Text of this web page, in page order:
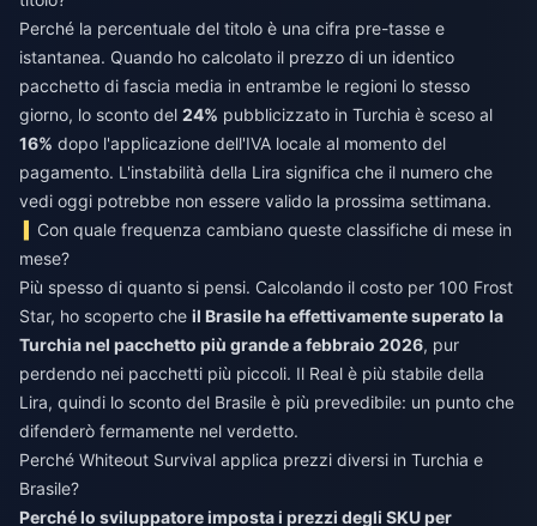
Perché la percentuale del titolo è una cifra pre-tasse e
istantanea. Quando ho calcolato il prezzo di un identico
pacchetto di fascia media in entrambe le regioni lo stesso
giorno, lo sconto del 24% pubblicizzato in Turchia è sceso al
16% dopo l'applicazione dell'IVA locale al momento del
pagamento. L'instabilità della Lira significa che il numero che
vedi oggi potrebbe non essere valido la prossima settimana.
Con quale frequenza cambiano queste classifiche di mese in
mese?
Più spesso di quanto si pensi. Calcolando il costo per 100 Frost
Star, ho scoperto che il Brasile ha effettivamente superato la
Turchia nel pacchetto più grande a febbraio 2026, pur
perdendo nei pacchetti più piccoli. Il Real è più stabile della
Lira, quindi lo sconto del Brasile è più prevedibile: un punto che
difenderò fermamente nel verdetto.
Perché Whiteout Survival applica prezzi diversi in Turchia e
Brasile?
Perché lo sviluppatore imposta i prezzi degli SKU per